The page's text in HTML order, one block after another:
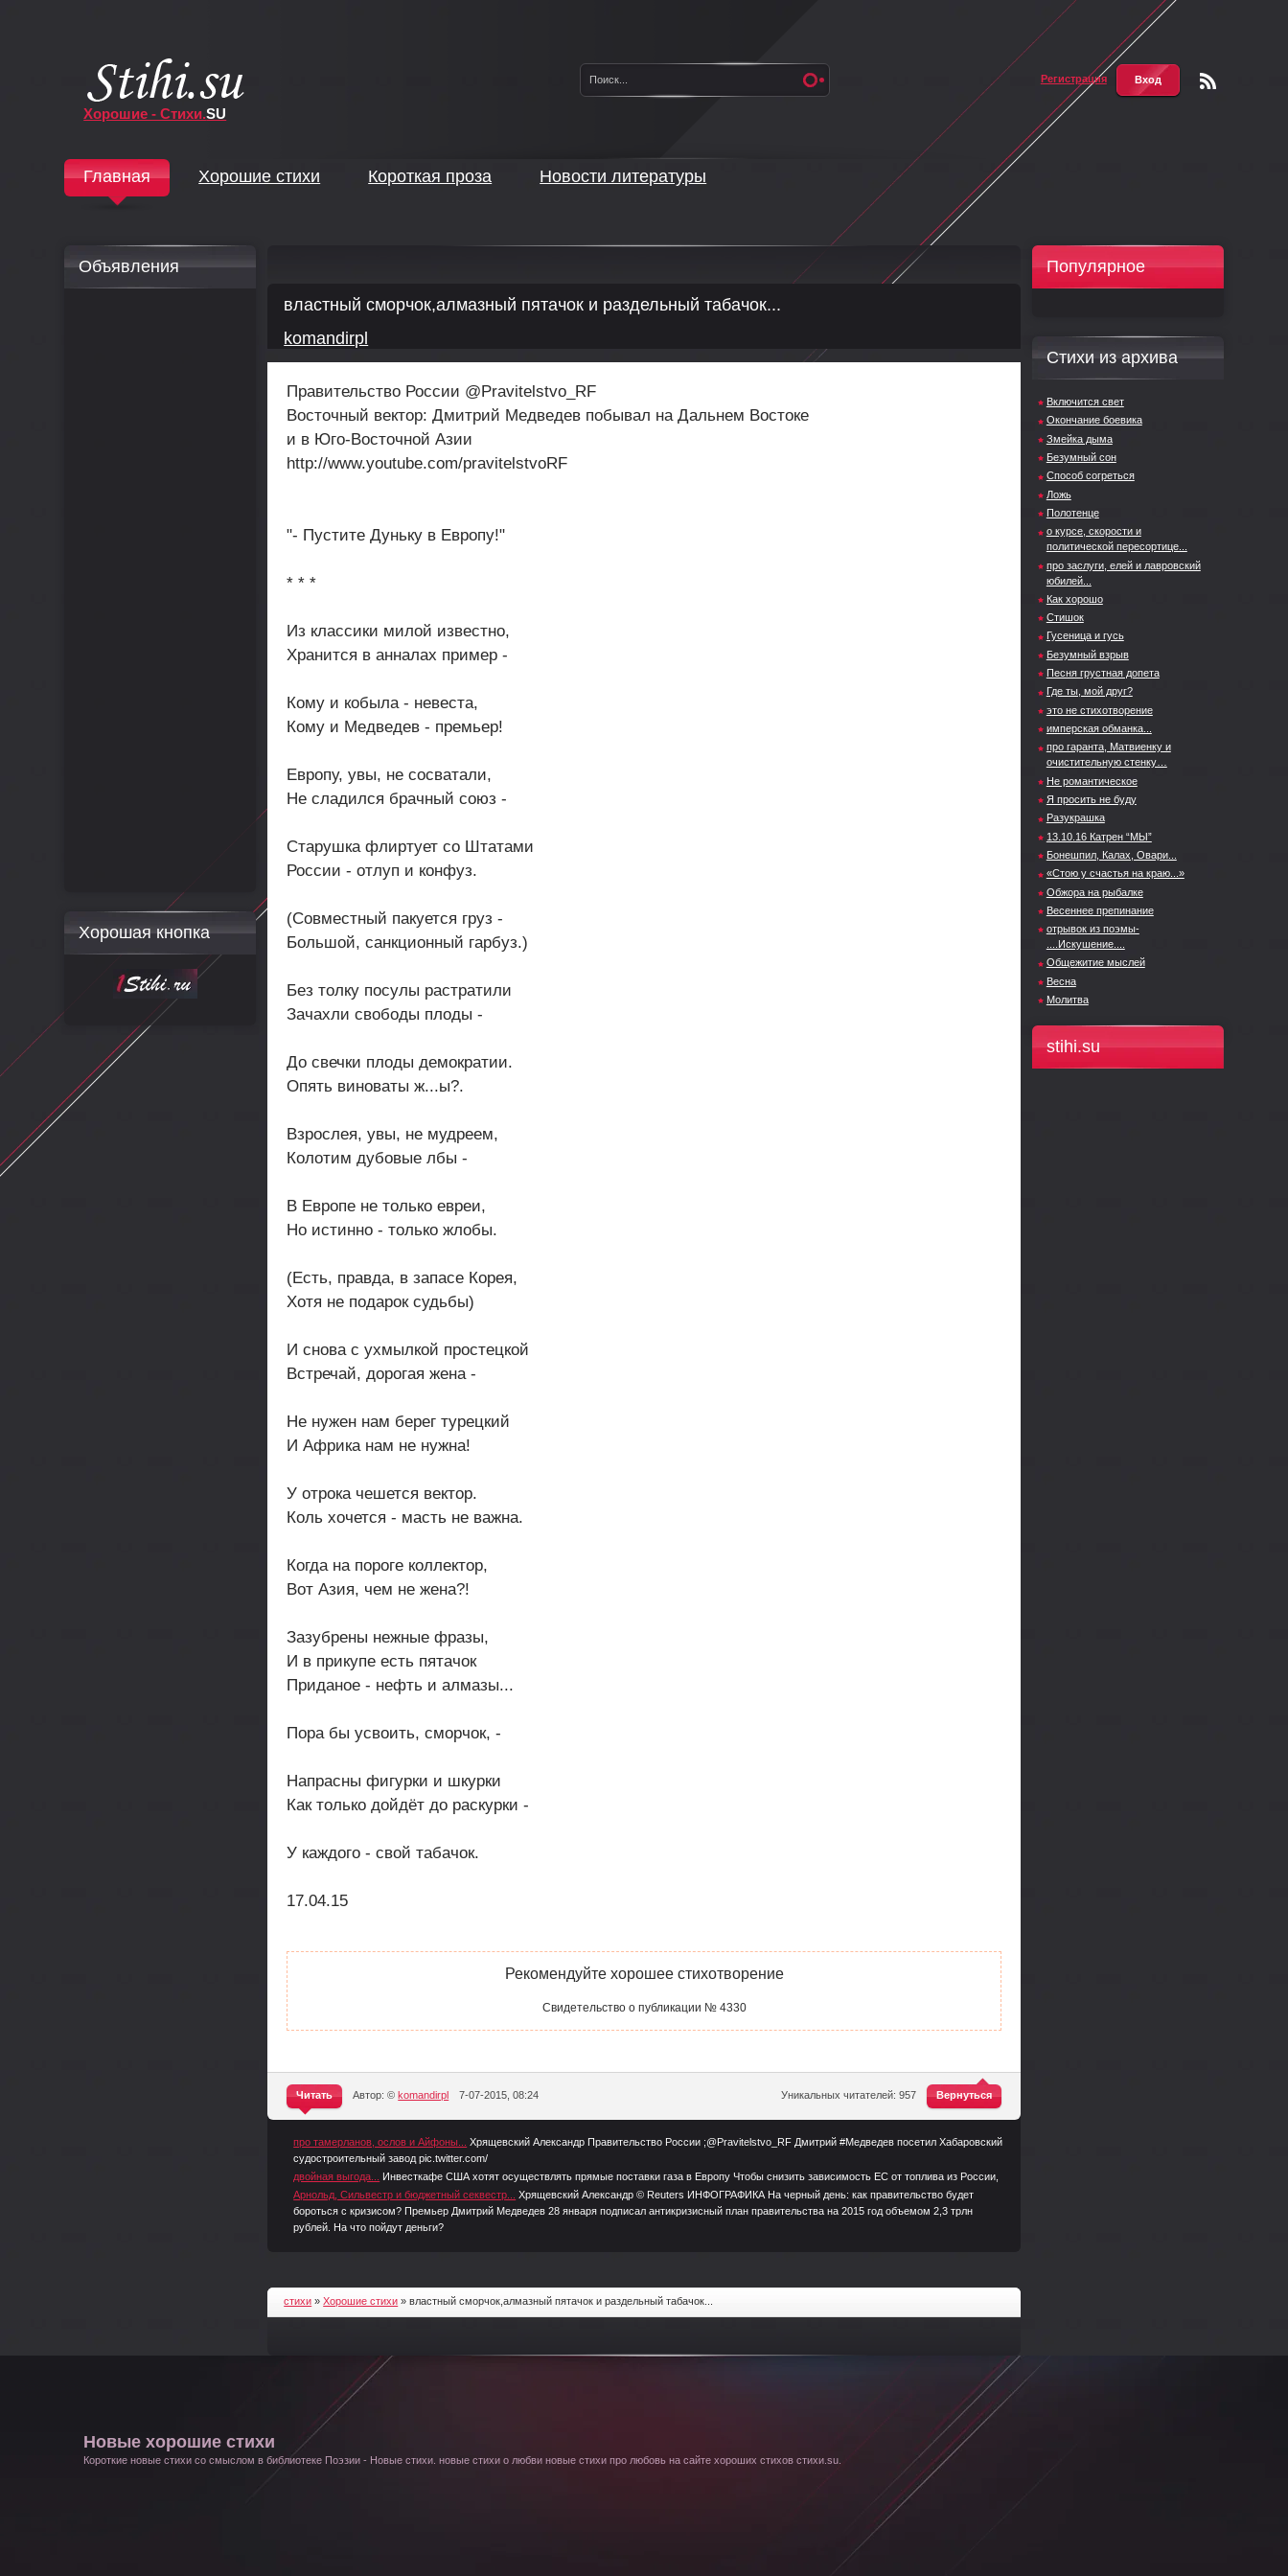
Хорошие - Стихи.SU
Регистрация Вход
Главная Хорошие стихи Короткая проза Новости литературы
властный сморчок,алмазный пятачок и раздельный табачок...
komandirpl
Правительство России @Pravitelstvo_RF
Восточный вектор: Дмитрий Медведев побывал на Дальнем Востоке
и в Юго-Восточной Азии
http://www.youtube.com/pravitelstvoRF
"- Пустите Дуньку в Европу!"
* * *
Из классики милой известно,
Хранится в анналах пример -
Кому и кобыла - невеста,
Кому и Медведев - премьер!
Европу, увы, не сосватали,
Не сладился брачный союз -
Старушка флиртует со Штатами
России - отлуп и конфуз.
(Совместный пакуется груз -
Большой, санкционный гарбуз.)
Без толку посулы растратили
Зачахли свободы плоды -
До свечки плоды демократии.
Опять виноваты ж...ы?.
Взрослея, увы, не мудреем,
Колотим дубовые лбы -
В Европе не только евреи,
Но истинно - только жлобы.
(Есть, правда, в запасе Корея,
Хотя не подарок судьбы)
И снова с ухмылкой простецкой
Встречай, дорогая жена -
Не нужен нам берег турецкий
И Африка нам не нужна!
У отрока чешется вектор.
Коль хочется - масть не важна.
Когда на пороге коллектор,
Вот Азия, чем не жена?!
Зазубрены нежные фразы,
И в прикупе есть пятачок
Приданое - нефть и алмазы...
Пора бы усвоить, сморчок, -
Напрасны фигурки и шкурки
Как только дойдёт до раскурки -
У каждого - свой табачок.
17.04.15
Рекомендуйте хорошее стихотворение
Свидетельство о публикации № 4330
Вернуться
Уникальных читателей: 957
Читать
^
Автор: ©komandirpl 7-07-2015, 08:24
про тамерланов, ослов и Айфоны...
Хрящевский Александр Правительство России ;@Pravitelstvo_RF Дмитрий #Медведев посетил Хабаровский
судостроительный завод pic.twitter.com/
двойная выгода...
Инвесткафе США хотят осуществлять прямые поставки газа в Европу Чтобы снизить зависимость ЕС от топлива из России,
Арнольд, Сильвестр и бюджетный секвестр...
Хрящевский Александр © Reuters ИНФОГРАФИКА На черный день: как правительство будет
бороться с кризисом? Премьер Дмитрий Медведев 28 января подписал антикризисный план правительства на 2015 год объемом 2,3 трлн
рублей. На что пойдут деньги?
стихи »Хорошие стихи » властный сморчок,алмазный пятачок и раздельный табачок...
Популярное
Стихи из архива
Включится свет
Окончание боевика
Змейка дыма
Безумный сон
Способ согреться
Ложь
Полотенце
о курсе, скорости и
политической пересортице...
про заслуги, елей и лавровский
юбилей...
Как хорошо
Стишок
Гусеница и гусь
Безумный взрыв
Песня грустная допета
Где ты, мой друг?
это не стихотворение
имперская обманка...
про гаранта, Матвиенку и
очистительную стенку…
Не романтическое
Я просить не буду
Разукрашка
13.10.16 Катрен “МЫ”
Бонешпил, Калах, Овари...
«Стою у счастья на краю...»
Обжора на рыбалке
Весеннее препинание
отрывок из поэмы-
....Искушение....
Общежитие мыслей
Весна
Молитва
stihi.su
Объявления
Хорошая кнопка
Новые хорошие стихи
Короткие новые стихи со смыслом в библиотеке Поэзии - Новые стихи. новые стихи о любви новые стихи про любовь на сайте хороших стихов стихи.su.